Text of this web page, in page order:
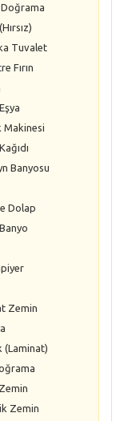
Tuvalet
Fırın
Makinesi
Banyosu
Dolap
Zemin
(Laminat)
Zemin